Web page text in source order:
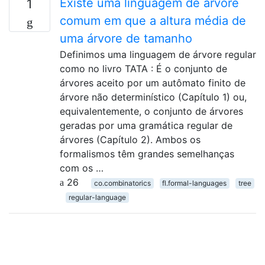
1
Existe uma linguagem de árvore
comum em que a altura média de
uma árvore de tamanho
Definimos uma linguagem de árvore regular
como no livro TATA : É o conjunto de
árvores aceito por um autômato finito de
árvore não determinístico (Capítulo 1) ou,
equivalentemente, o conjunto de árvores
geradas por uma gramática regular de
árvores (Capítulo 2). Ambos os
formalismos têm grandes semelhanças
com os …
26
co.combinatorics fl.formal-languages
tree
regular-language